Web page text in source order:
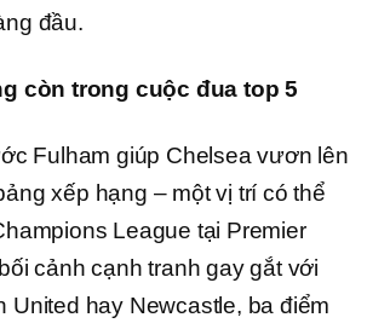
đầu.
còn trong cuộc đua top 5
Fulham giúp Chelsea vươn lên
xếp hạng – một vị trí có thể
League tại Premier
cảnh cạnh tranh gay gắt với
United hay Newcastle, ba điểm